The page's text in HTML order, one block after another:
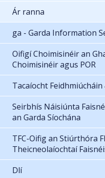
Ár ranna
ga - Garda Information
Oifigí Choimisinéir an
Choimisinéir agus POR
Tacaíocht
Seirbhís Náisiúnta
an Garda Síochána
TFC-Oifig an Stiúrthóra
Theicneolaíochtaí
Dlí